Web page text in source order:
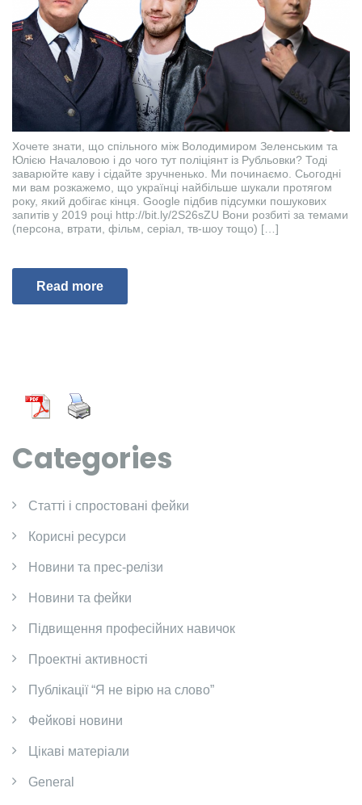
Хочете знати, що спільного між Володимиром Зеленським та
Юлією Началовою і до чого тут поліціянт із Рубльовки? Тоді
заварюйте каву і сідайте зручненько. Ми починаємо. Сьогодні
ми вам розкажемо, що українці найбільше шукали протягом
року, який добігає кінця. Google підбив підсумки пошукових
запитів у 2019 році http://bit.ly/2S26sZU Вони розбиті за темами
(персона, втрати, фільм, серіал, тв-шоу тощо) […]
Read more
Categories
Cтатті і спростовані фейки
Корисні ресурси
Новини та прес-релізи
Новини та фейки
Підвищення професійних навичок
Проектні активності
Публікації “Я не вірю на слово”
Фейкові новини
Цікаві матеріали
General